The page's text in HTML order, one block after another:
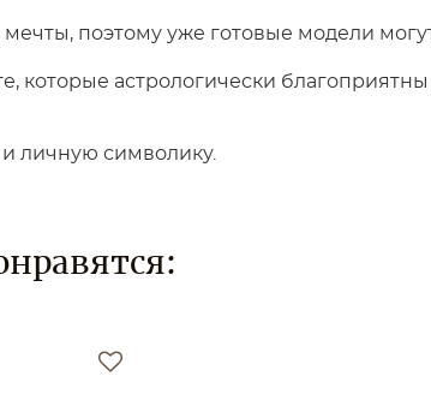
поэтому уже готовые модели
астрологически
личную символику.